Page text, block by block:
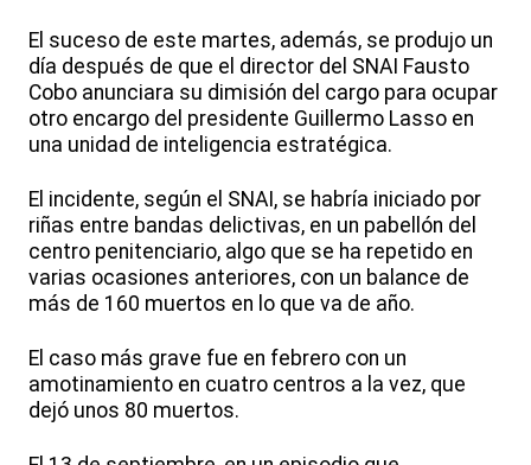
El suceso de este martes, además, se produjo un
día después de que el director del SNAI Fausto
Cobo anunciara su dimisión del cargo para ocupar
otro encargo del presidente Guillermo Lasso en
una unidad de inteligencia estratégica.
El incidente, según el SNAI, se habría iniciado por
riñas entre bandas delictivas, en un pabellón del
centro penitenciario, algo que se ha repetido en
varias ocasiones anteriores, con un balance de
más de 160 muertos en lo que va de año.
El caso más grave fue en febrero con un
amotinamiento en cuatro centros a la vez, que
dejó unos 80 muertos.